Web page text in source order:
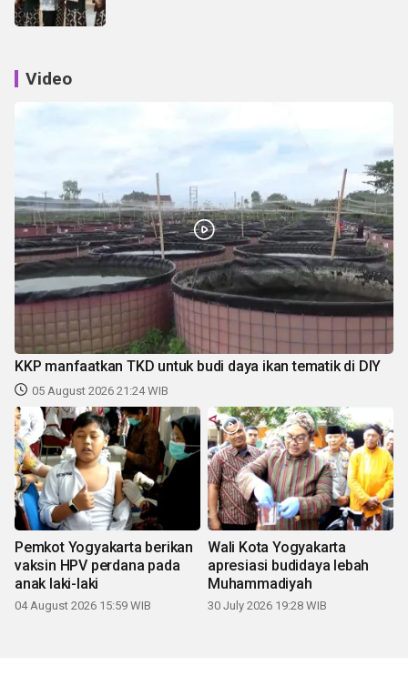
Video
KKP manfaatkan TKD untuk budi daya ikan tematik di DIY
05 August 2026 21:24 WIB
Pemkot Yogyakarta berikan
vaksin HPV perdana pada
anak laki-laki
04 August 2026 15:59 WIB
Wali Kota Yogyakarta
apresiasi budidaya lebah
Muhammadiyah
30 July 2026 19:28 WIB